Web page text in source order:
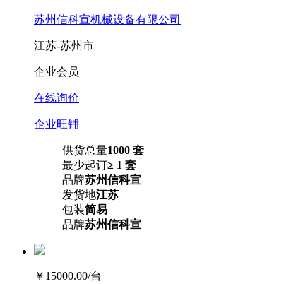
苏州信科宣机械设备有限公司
江苏-苏州市
企业会员
在线询价
企业旺铺
供货总量1000 套
最少起订≥ 1 套
品牌苏州信科宣
发货地江苏
包装简易
品牌苏州信科宣
￥15000.00/台